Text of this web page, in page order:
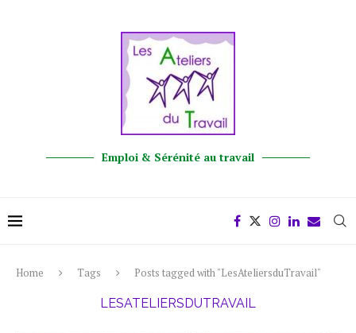
Emploi & Sérénité au travail
Home Tags Posts tagged with "LesAteliersduTravail"
LESATELIERSDUTRAVAIL